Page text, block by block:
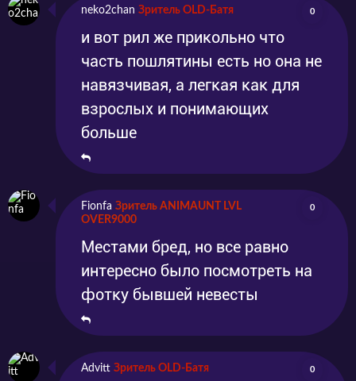
Серия 11
Эпизод 11 2025-06-14
2025-06-14
Серия 12
Эпизод 13 2025-06-28
neko2chan Зритель OLD-Батя 0
и вот рил же прикольно что
часть пошлятины есть но она не
навязчивая, а легкая как для
взрослых и понимающих
больше
Fionfa Зритель ANIMAUNT LVL
OVER9000
0
Местами бред, но все равно
интересно было посмотреть на
фотку бывшей невесты
Advitt Зритель OLD-Батя 0